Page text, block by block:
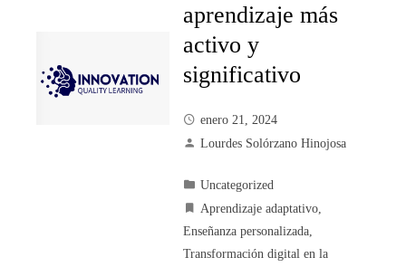
aprendizaje más
activo y
significativo
enero 21, 2024
Lourdes Solórzano Hinojosa
Uncategorized
Aprendizaje adaptativo,
Enseñanza personalizada,
Transformación digital en la